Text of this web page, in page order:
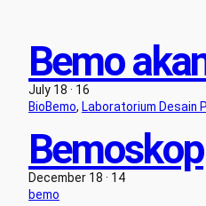
Bemo
July 18 · 16
BioBemo, Laboratorium Desain
Bemoskop
December 18 · 14
bemo